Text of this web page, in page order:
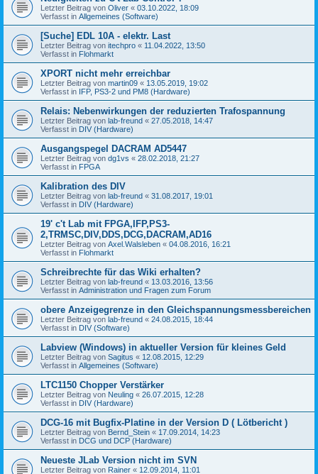
Letzter Beitrag von Oliver « 03.10.2022, 18:09
Verfasst in Allgemeines (Software)
[Suche] EDL 10A - elektr. Last
Letzter Beitrag von itechpro « 11.04.2022, 13:50
Verfasst in Flohmarkt
XPORT nicht mehr erreichbar
Letzter Beitrag von martin09 « 13.05.2019, 19:02
Verfasst in IFP, PS3-2 und PM8 (Hardware)
Relais: Nebenwirkungen der reduzierten Trafospannung
Letzter Beitrag von lab-freund « 27.05.2018, 14:47
Verfasst in DIV (Hardware)
Ausgangspegel DACRAM AD5447
Letzter Beitrag von dg1vs « 28.02.2018, 21:27
Verfasst in FPGA
Kalibration des DIV
Letzter Beitrag von lab-freund « 31.08.2017, 19:01
Verfasst in DIV (Hardware)
19' c't Lab mit FPGA,IFP,PS3-
2,TRMSC,DIV,DDS,DCG,DACRAM,AD16
Letzter Beitrag von Axel.Walsleben « 04.08.2016, 16:21
Verfasst in Flohmarkt
Schreibrechte für das Wiki erhalten?
Letzter Beitrag von lab-freund « 13.03.2016, 13:56
Verfasst in Administration und Fragen zum Forum
obere Anzeigegrenze in den Gleichspannungsmessbereichen
Letzter Beitrag von lab-freund « 24.08.2015, 18:44
Verfasst in DIV (Software)
Labview (Windows) in aktueller Version für kleines Geld
Letzter Beitrag von Sagitus « 12.08.2015, 12:29
Verfasst in Allgemeines (Software)
LTC1150 Chopper Verstärker
Letzter Beitrag von Neuling « 26.07.2015, 12:28
Verfasst in DIV (Hardware)
DCG-16 mit Bugfix-Platine in der Version D ( Lötbericht )
Letzter Beitrag von Bernd_Stein « 17.09.2014, 14:23
Verfasst in DCG und DCP (Hardware)
Neueste JLab Version nicht im SVN
Letzter Beitrag von Rainer « 12.09.2014, 11:01